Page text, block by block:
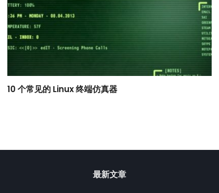
10 个常见的 Linux 终端仿真器
最新文章